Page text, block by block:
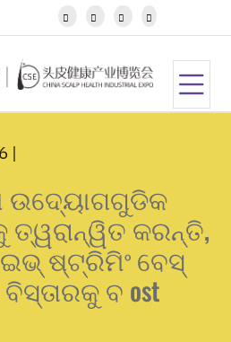
   
|
ଉଦ୍ୟୋଗଗୁଡିକ
ତ୍ୱରାନ୍ୱିତ କରନ୍ତି,
ଷ୍ଟ୍ରିମିଂ ବେସ୍
ବ ost